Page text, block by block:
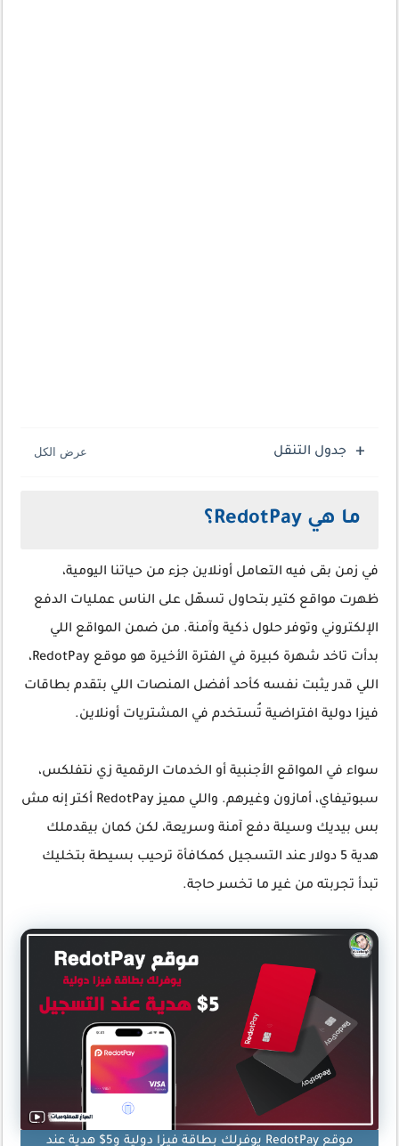
جدول التنقل
ما هي RedotPay؟
في زمن بقى فيه التعامل أونلاين جزء من حياتنا اليومية،
ظهرت مواقع كتير بتحاول تسهّل على الناس عمليات الدفع
الإلكتروني وتوفر حلول ذكية وآمنة. من ضمن المواقع اللي
بدأت تاخد شهرة كبيرة في الفترة الأخيرة هو موقع RedotPay،
اللي قدر يثبت نفسه كأحد أفضل المنصات اللي بتقدم بطاقات
فيزا دولية افتراضية تُستخدم في المشتريات أونلاين.
سواء في المواقع الأجنبية أو الخدمات الرقمية زي نتفلكس،
سبوتيفاي، أمازون وغيرهم. واللي مميز RedotPay أكتر إنه مش
بس بيديك وسيلة دفع آمنة وسريعة، لكن كمان بيقدملك
هدية 5 دولار عند التسجيل كمكافأة ترحيب بسيطة بتخليك
تبدأ تجربته من غير ما تخسر حاجة.
موقع RedotPay يوفرلك بطاقة فيزا دولية و5$ هدية عند